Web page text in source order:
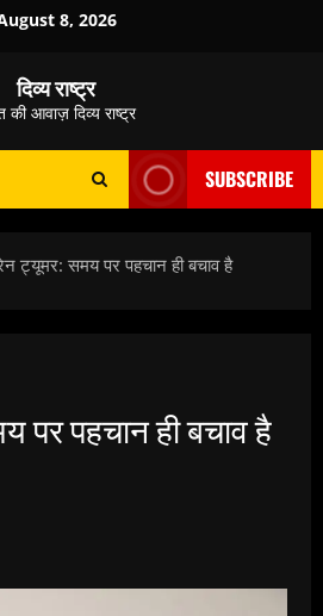
8, 2026
दिव्य राष्ट्र
की आवाज़ दिव्य राष्ट्र
SUBSCRIBE
ट्यूमर: समय पर पहचान ही बचाव है
पर पहचान ही बचाव है